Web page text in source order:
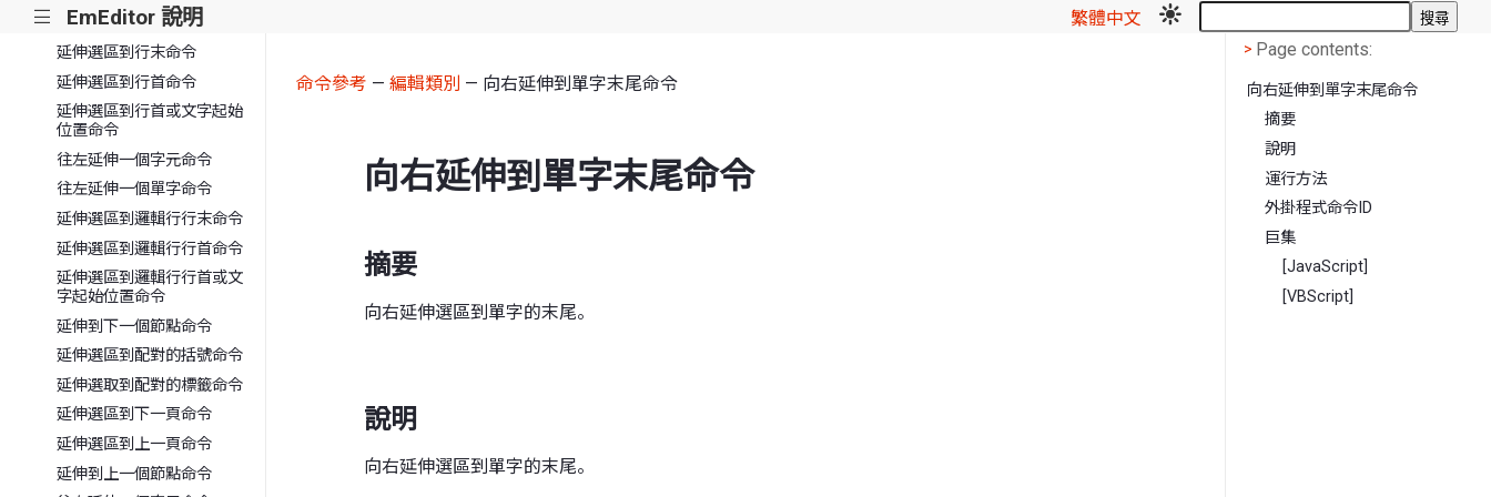
||| EmEditor 說明 繁體中文 搜尋
延伸選區到下一行命令
延伸選區到行末命令
延伸選區到行首命令
延伸選區到行首或文字起始
位置命令
往左延伸一個字元命令
往左延伸一個單字命令
延伸選區到邏輯行行末命令
延伸選區到邏輯行行首命令
延伸選區到邏輯行行首或文
字起始位置命令
延伸到下一個節點命令
延伸選區到配對的括號命令
延伸選取到配對的標籤命令
延伸選區到下一頁命令
延伸選區到上一頁命令
延伸到上一個節點命令
命令參考 — 編輯類別 — 向右延伸到單字末尾命令
向右延伸到單字末尾命令
摘要
向右延伸選區到單字的末尾。
說明
向右延伸選區到單字的末尾。
< Page contents
> Page contents:
向右延伸到單字末尾命令
摘要
說明
運行方法
外掛程式命令ID
巨集
[JavaScript]
[VBScript]